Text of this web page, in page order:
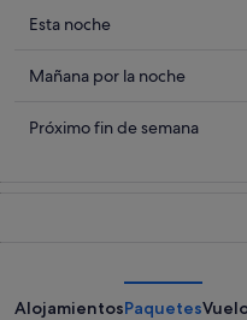
Comprueba
precios
Tribeca
9
Esta noche
Comprueba
precios
noche,
Mañana por la noche
Comprueba
próximo
Próximo fin de semana
AlojamientosPaquetes